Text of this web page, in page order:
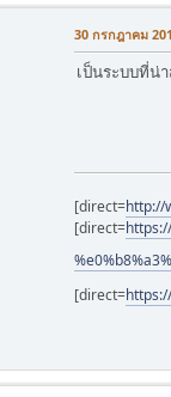
30 กรกฎาคม
เป็นระบบที่น่
[direct=http://
[direct=
[direct=